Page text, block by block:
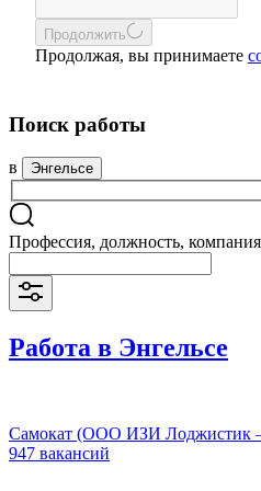
Продолжить
Продолжая, вы принимаете
Поиск работы
в Энгельсе
Профессия, должность, компания
Работа в Энгельсе
Самокат (ООО ИЗИ Лоджистик
947 вакансий